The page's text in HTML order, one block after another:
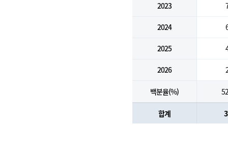
2023
2024
2025
2026
백분율(%)
합계